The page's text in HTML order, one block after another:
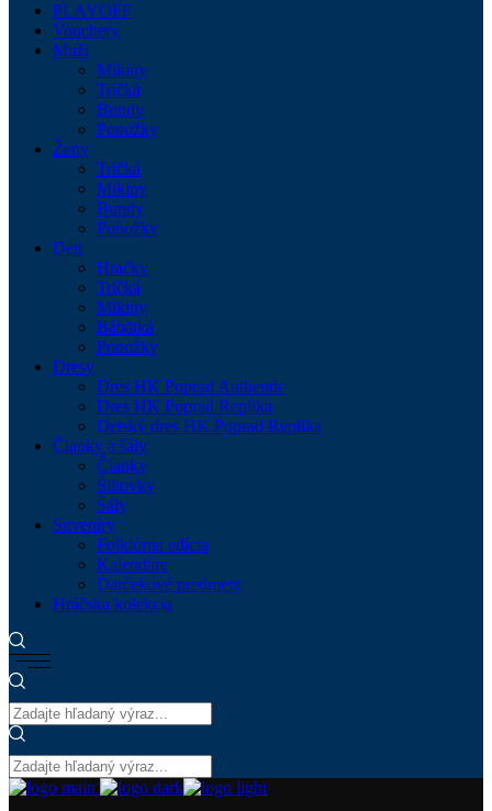
PLAYOFF
Vouchery
Muži
Mikiny
Tričká
Bundy
Ponožky
Ženy
Tričká
Mikiny
Bundy
Ponožky
Deti
Hračky
Tričká
Mikiny
Bábätká
Ponožky
Dresy
Dres HK Poprad Authentic
Dres HK Poprad Replika
Detský dres HK Poprad Replika
Čiapky a šály
Čiapky
Šiltovky
Šály
Suveníry
Folklórna edícia
Kalendáre
Darčekové predmety
Hráčska kolekcia